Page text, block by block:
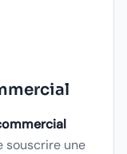
souscrire une